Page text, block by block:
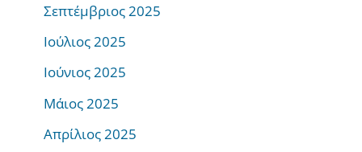
Σεπτέμβριος 2025
Ιούλιος 2025
Ιούνιος 2025
Μάιος 2025
Απρίλιος 2025